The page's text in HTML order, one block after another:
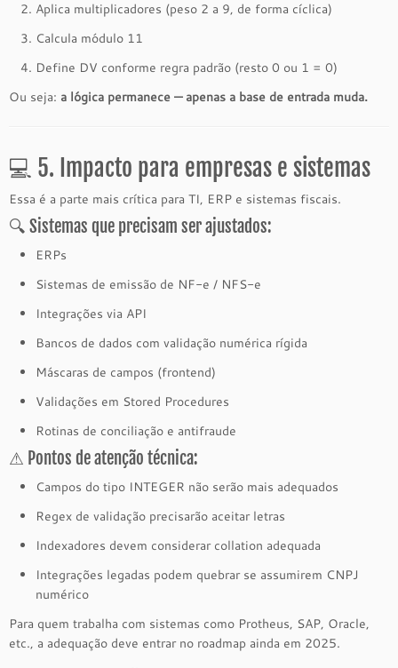
Aplica multiplicadores (peso 2 a 9, de forma cíclica)
Calcula módulo 11
Define DV conforme regra padrão (resto 0 ou 1 = 0)
Ou seja: a lógica permanece — apenas a base de entrada muda.
💻 5. Impacto para empresas e sistemas
Essa é a parte mais crítica para TI, ERP e sistemas fiscais.
🔍 Sistemas que precisam ser ajustados:
ERPs
Sistemas de emissão de NF-e / NFS-e
Integrações via API
Bancos de dados com validação numérica rígida
Máscaras de campos (frontend)
Validações em Stored Procedures
Rotinas de conciliação e antifraude
⚠ Pontos de atenção técnica:
Campos do tipo INTEGER não serão mais adequados
Regex de validação precisarão aceitar letras
Indexadores devem considerar collation adequada
Integrações legadas podem quebrar se assumirem CNPJ
numérico
Para quem trabalha com sistemas como Protheus, SAP, Oracle,
etc., a adequação deve entrar no roadmap ainda em 2025.